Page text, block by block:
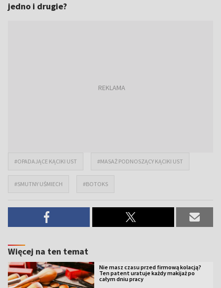
jedno i drugie?
#OPADAJĄCE KĄCIKI UST #MASAŻ PODNOSZĄCY KĄCIKI UST
#SMUTNY UŚMIECH #BOTOKS
Więcej na ten temat
Nie masz czasu przed firmową kolacją?
Ten patent uratuje każdy makijaż po
całym dniu pracy